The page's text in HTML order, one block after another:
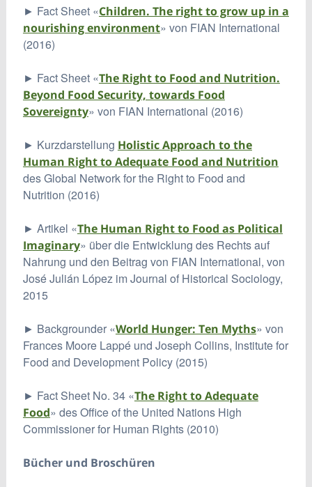
► Fact Sheet «Children. The right to grow up in a
nourishing environment» von FIAN International
(2016)
► Fact Sheet «The Right to Food and Nutrition.
Beyond Food Security, towards Food
Sovereignty» von FIAN International (2016)
► Kurzdarstellung Holistic Approach to the
Human Right to Adequate Food and Nutrition
des Global Network for the Right to Food and
Nutrition (2016)
► Artikel «The Human Right to Food as Political
Imaginary» über die Entwicklung des Rechts auf
Nahrung und den Beitrag von FIAN International, von
José Julián López im Journal of Historical Sociology,
2015
► Backgrounder «World Hunger: Ten Myths» von
Frances Moore Lappé und Joseph Collins, Institute for
Food and Development Policy (2015)
► Fact Sheet No. 34 «The Right to Adequate
Food» des Office of the United Nations High
Commissioner for Human Rights (2010)
Bücher und Broschüren